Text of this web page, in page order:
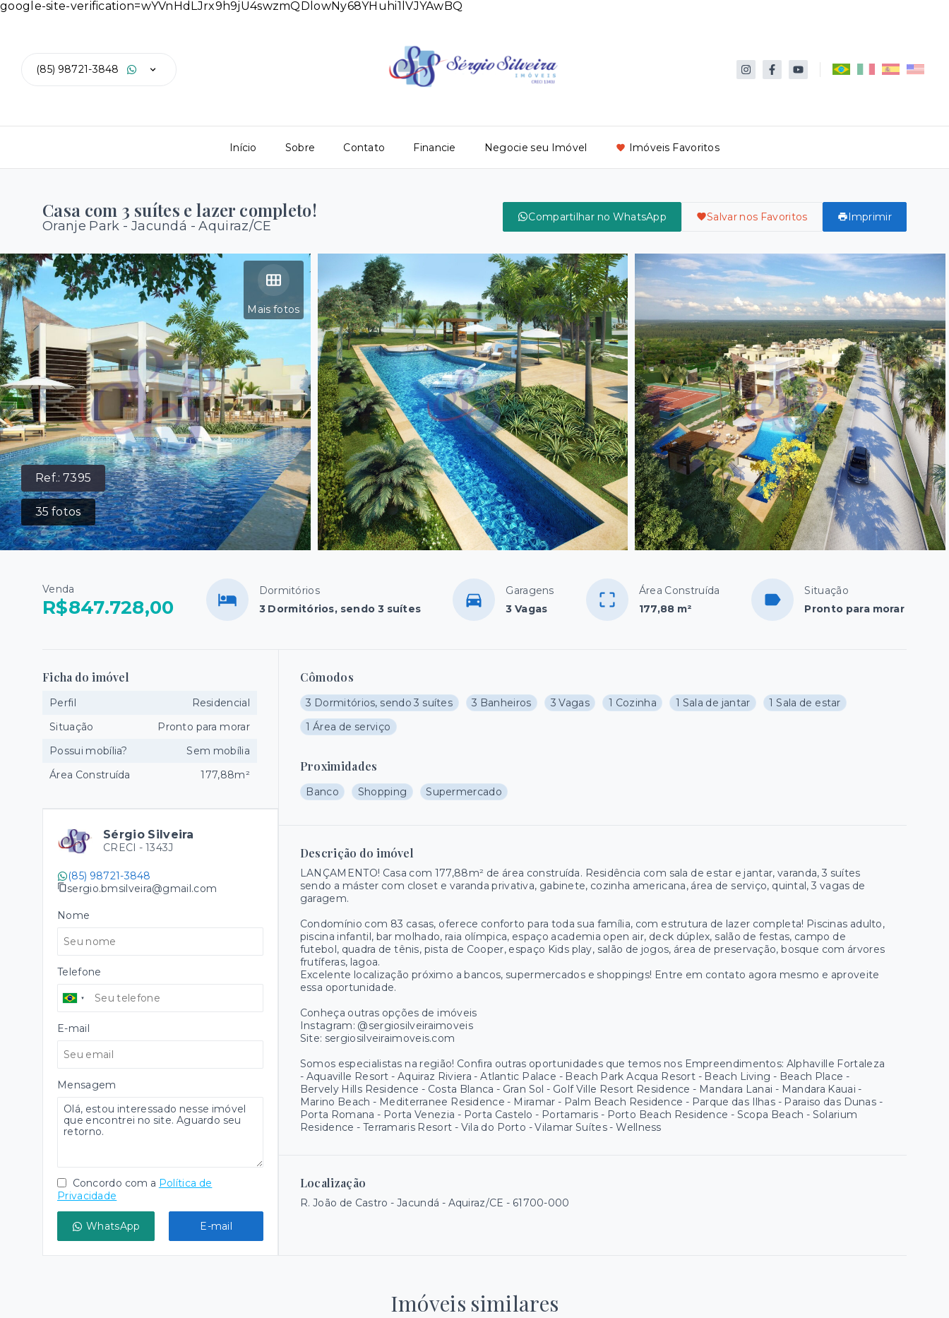
google-site-verification=wYVnHdLJrx9h9jU4swzmQDlowNy68YHuhi1lVJYAwBQ
(85) 98721-3848
Início Sobre Contato Financie Negocie seu Imóvel Imóveis Favoritos
Casa com 3 suítes e lazer completo!
Oranje Park - Jacundá - Aquiraz/CE
Compartilhar no WhatsApp Salvar nos Favoritos Imprimir
Ref.:7395
35 fotos
Mais fotos
Venda
R$847.728,00
Dormitórios
3 Dormitórios, sendo 3 suítes
Garagens
3 Vagas
Área Construída
177,88 m²
Situação
Pronto para morar
Cômodos
3 Dormitórios, sendo 3 suítes 3 Banheiros 3 Vagas 1 Cozinha 1 Sala de jantar
1 Sala de estar
1 Área de serviço
Proximidades
Banco Shopping Supermercado
Descrição do imóvel
LANÇAMENTO! Casa com 177,88m² de área construída. Residência com sala de estar e jantar, varanda, 3 suítes
sendo a máster com closet e varanda privativa, gabinete, cozinha americana, área de serviço, quintal, 3 vagas de
garagem.
Condomínio com 83 casas, oferece conforto para toda sua família, com estrutura de lazer completa! Piscinas adulto,
piscina infantil, bar molhado, raia olímpica, espaço academia open air, deck dúplex, salão de festas, campo de
futebol, quadra de tênis, pista de Cooper, espaço Kids play, salão de jogos, área de preservação, bosque com árvores
frutíferas, lagoa.
Excelente localização próximo a bancos, supermercados e shoppings! Entre em contato agora mesmo e aproveite
essa oportunidade.
Conheça outras opções de imóveis
Instagram: @sergiosilveiraimoveis
Site: sergiosilveiraimoveis.com
Somos especialistas na região! Confira outras oportunidades que temos nos Empreendimentos: Alphaville Fortaleza
- Aquaville Resort - Aquiraz Riviera - Atlantic Palace - Beach Park Acqua Resort - Beach Living - Beach Place -
Bervely Hills Residence - Costa Blanca - Gran Sol - Golf Ville Resort Residence - Mandara Lanai - Mandara Kauai -
Marino Beach - Mediterranee Residence - Miramar - Palm Beach Residence - Parque das Ilhas - Paraiso das Dunas -
Porta Romana - Porta Venezia - Porta Castelo - Portamaris - Porto Beach Residence - Scopa Beach - Solarium
Residence - Terramaris Resort - Vila do Porto - Vilamar Suítes - Wellness
Localização
R. João de Castro - Jacundá - Aquiraz/CE - 61700-000
Ficha do imóvel
Perfil
Residencial
Situação
Pronto para morar
Possui mobília?
Sem mobília
Área Construída
177,88m²
Sérgio Silveira
CRECI - 1343J
(85) 98721-3848
sergio.bmsilveira@gmail.com
Nome
Telefone
E-mail
Mensagem
Concordo com a Política de
Privacidade
WhatsApp E-mail
Imóveis similares